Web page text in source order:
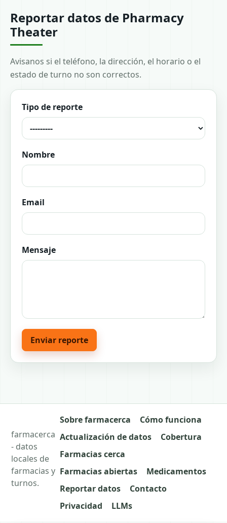
Reportar datos de Pharmacy
Theater
Avisanos si el teléfono, la dirección, el horario o el
estado de turno no son correctos.
Tipo de reporte
Nombre
Email
Mensaje
Enviar reporte
farmacerca
- datos
locales de
farmacias y
turnos.
Sobre farmacerca
Cómo funciona
Actualización de datos
Cobertura
Farmacias cerca
Farmacias abiertas
Medicamentos
Reportar datos
Contacto
Privacidad
LLMs